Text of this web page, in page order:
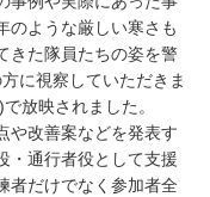
のような厳しい寒さも
きた隊員たちの姿を警
に視察していただきま
放映されました。
や改善案などを発表す
・通行者役として支援
者だけでなく参加者全